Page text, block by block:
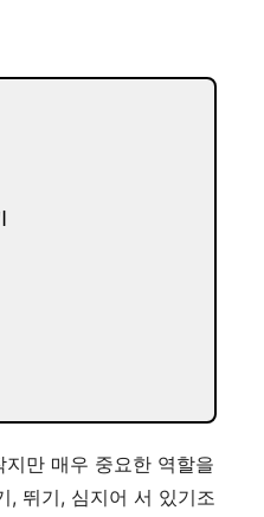
만 매우 중요한 역할을
, 뛰기, 심지어 서 있기조